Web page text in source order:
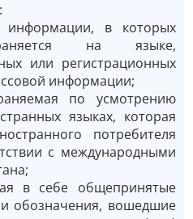
информации, в которых
на языке,
или регистрационных
информации;
по усмотрению
языках, которая
потребителя
с международными
в себе общепринятые
обозначения, вошедшие